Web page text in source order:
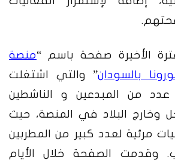
الأخيرة صفحة باسم “منصة
بالسودان” والتي اشتغلت
من المبدعين و الناشطين
وخارج البلاد في المنصة، حيث
مرئية لعدد كبير من المطربين
وقدمت الصفحة خلال الأيام